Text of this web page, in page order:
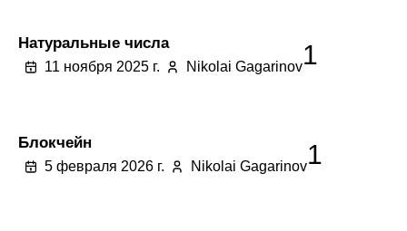
Натуральные числа
11 ноября 2025 г. Nikolai Gagarinov1
Блокчейн
5 февраля 2026 г. Nikolai Gagarinov1